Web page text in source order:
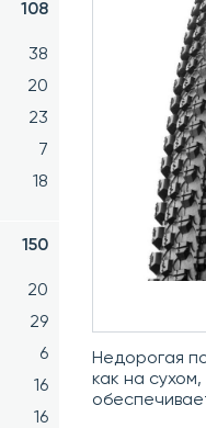
108
38
20
23
7
18
150
20
29
6
16
16
Недорогая
как на